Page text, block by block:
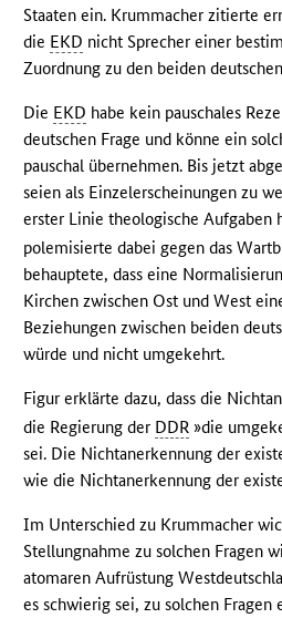
Staaten ein. Krummacher zitierte
die EKD nicht Sprecher einer
Zuordnung zu den beiden
Die EKD habe kein pauschales
deutschen Frage und könne ein
pauschal übernehmen. Bis jetzt
seien als Einzelerscheinungen zu
erster Linie theologische Aufgaben
polemisierte dabei gegen das
behauptete, dass eine
Kirchen zwischen Ost und West
Beziehungen zwischen beiden
würde und nicht umgekehrt.
Figur erklärte dazu, dass die
die Regierung der DDR »die
sei. Die Nichtanerkennung der
wie die Nichtanerkennung der
Im Unterschied zu Krummacher
Stellungnahme zu solchen Fragen
atomaren Aufrüstung
es schwierig sei, zu solchen Fragen